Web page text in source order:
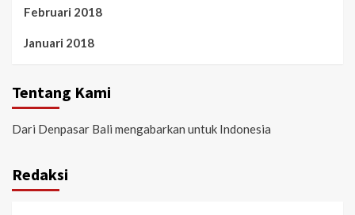
Februari 2018
Januari 2018
Tentang Kami
Dari Denpasar Bali mengabarkan untuk Indonesia
Redaksi